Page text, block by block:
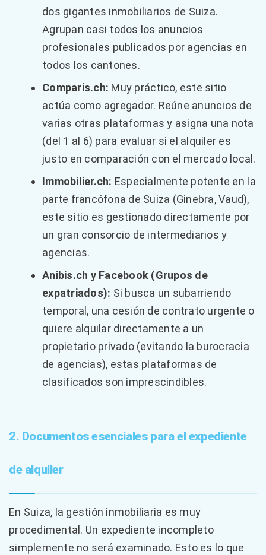
dos gigantes inmobiliarios de Suiza.
Agrupan casi todos los anuncios
profesionales publicados por agencias en
todos los cantones.
Comparis.ch: Muy práctico, este sitio
actúa como agregador. Reúne anuncios de
varias otras plataformas y asigna una nota
(del 1 al 6) para evaluar si el alquiler es
justo en comparación con el mercado local.
Immobilier.ch: Especialmente potente en la
parte francófona de Suiza (Ginebra, Vaud),
este sitio es gestionado directamente por
un gran consorcio de intermediarios y
agencias.
Anibis.ch y Facebook (Grupos de
expatriados): Si busca un subarriendo
temporal, una cesión de contrato urgente o
quiere alquilar directamente a un
propietario privado (evitando la burocracia
de agencias), estas plataformas de
clasificados son imprescindibles.
2. Documentos esenciales para el expediente
de alquiler
En Suiza, la gestión inmobiliaria es muy
procedimental. Un expediente incompleto
simplemente no será examinado. Esto es lo que